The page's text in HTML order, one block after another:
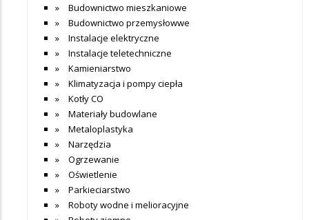
Budownictwo mieszkaniowe
Budownictwo przemysłowwe
Instalacje elektryczne
Instalacje teletechniczne
Kamieniarstwo
Klimatyzacja i pompy ciepła
Kotły CO
Materiały budowlane
Metaloplastyka
Narzędzia
Ogrzewanie
Oświetlenie
Parkieciarstwo
Roboty wodne i melioracyjne